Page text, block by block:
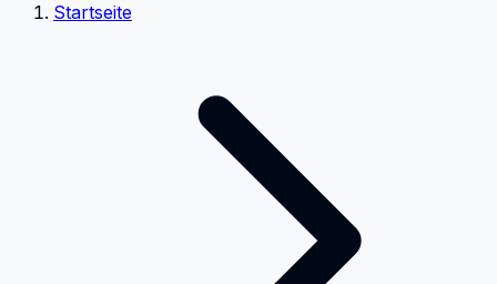
Startseite